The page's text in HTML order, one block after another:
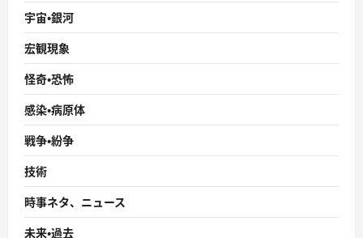
宇宙・銀河
宏観現象
怪奇・恐怖
感染・病原体
戦争・紛争
技術
時事ネタ、ニュース
未来・過去